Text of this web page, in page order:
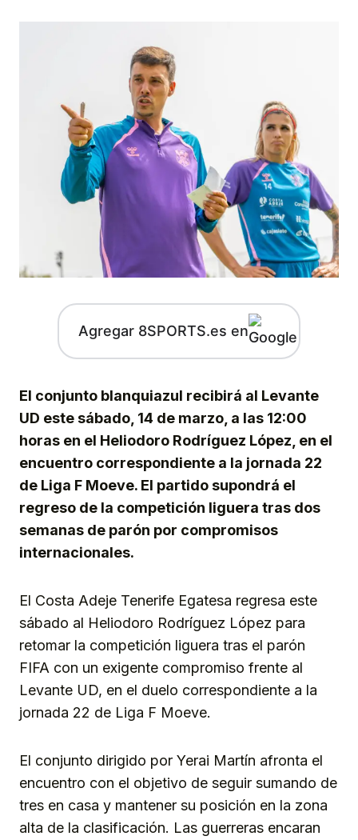
Agregar 8SPORTS.es en
El conjunto blanquiazul recibirá al Levante
UD este sábado, 14 de marzo, a las 12:00
horas en el Heliodoro Rodríguez López, en el
encuentro correspondiente a la jornada 22
de Liga F Moeve. El partido supondrá el
regreso de la competición liguera tras dos
semanas de parón por compromisos
internacionales.
El Costa Adeje Tenerife Egatesa regresa este
sábado al Heliodoro Rodríguez López para
retomar la competición liguera tras el parón
FIFA con un exigente compromiso frente al
Levante UD, en el duelo correspondiente a la
jornada 22 de Liga F Moeve.
El conjunto dirigido por Yerai Martín afronta el
encuentro con el objetivo de seguir sumando de
tres en casa y mantener su posición en la zona
alta de la clasificación. Las guerreras encaran